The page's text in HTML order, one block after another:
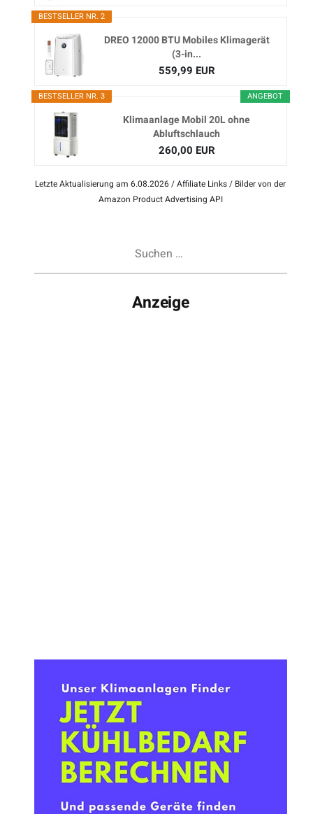
BESTSELLER NR. 2
DREO 12000 BTU Mobiles Klimagerät
(3-in...
559,99 EUR
ANGEBOT
BESTSELLER NR. 3
Klimaanlage Mobil 20L ohne
Abluftschlauch
260,00 EUR
Letzte Aktualisierung am 6.08.2026 / Affiliate Links / Bilder von der
Amazon Product Advertising API
Anzeige